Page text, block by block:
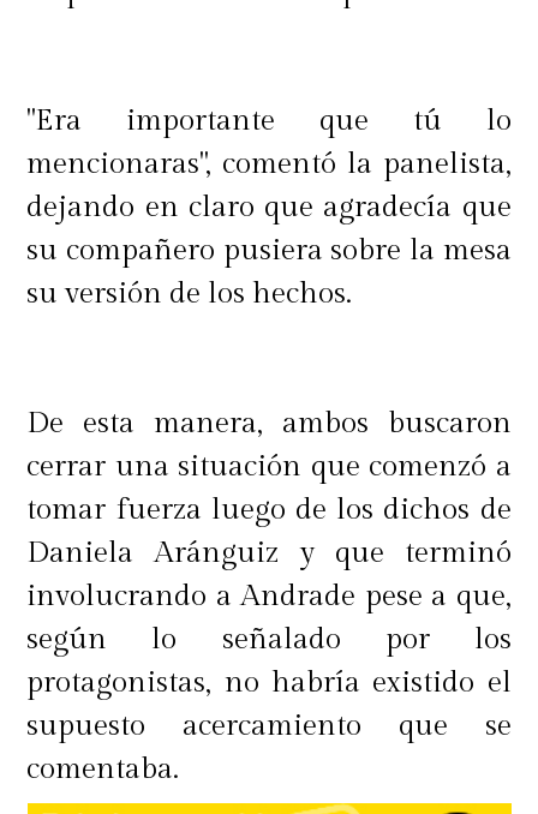
"Era importante que tú lo
mencionaras", comentó la panelista,
dejando en claro que agradecía que
su compañero pusiera sobre la mesa
su versión de los hechos.
De esta manera, ambos buscaron
cerrar una situación que comenzó a
tomar fuerza luego de los dichos de
Daniela Aránguiz y que terminó
involucrando a Andrade pese a que,
según lo señalado por los
protagonistas, no habría existido el
supuesto acercamiento que se
comentaba.